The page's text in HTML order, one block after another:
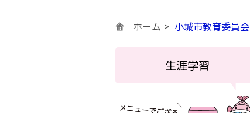
ホーム 小城市教育委員会
生涯学習